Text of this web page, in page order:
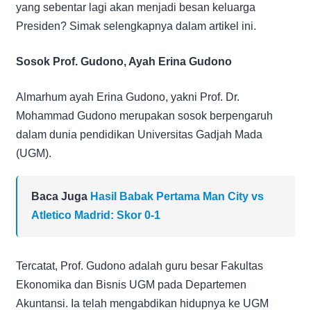
yang sebentar lagi akan menjadi besan keluarga
Presiden? Simak selengkapnya dalam artikel ini.
Sosok Prof. Gudono, Ayah Erina Gudono
Almarhum ayah Erina Gudono, yakni Prof. Dr.
Mohammad Gudono merupakan sosok berpengaruh
dalam dunia pendidikan Universitas Gadjah Mada
(UGM).
Baca Juga Hasil Babak Pertama Man City vs
Atletico Madrid: Skor 0-1
Tercatat, Prof. Gudono adalah guru besar Fakultas
Ekonomika dan Bisnis UGM pada Departemen
Akuntansi. Ia telah mengabdikan hidupnya ke UGM